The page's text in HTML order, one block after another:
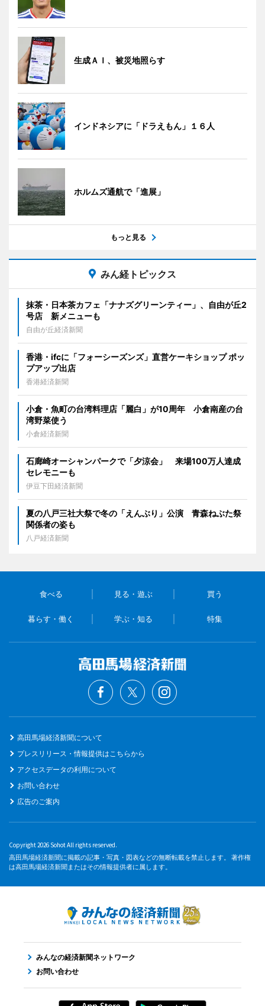
生成ＡＩ、被災地照らす
インドネシアに「ドラえもん」１６人
ホルムズ通航で「進展」
もっと見る
みん経トピックス
抹茶・日本茶カフェ「ナナズグリーンティー」、自由が丘2
号店 新メニューも
自由が丘経済新聞
香港・ifcに「フォーシーズンズ」直営ケーキショップ ポッ
プアップ出店
香港経済新聞
小倉・魚町の台湾料理店「麗白」が10周年 小倉南産の台
湾野菜使う
小倉経済新聞
石廊崎オーシャンパークで「夕涼会」 来場100万人達成
セレモニーも
伊豆下田経済新聞
夏の八戸三社大祭で冬の「えんぶり」公演 青森ねぶた祭
関係者の姿も
八戸経済新聞
食べる 見る・遊ぶ 買う
暮らす・働く 学ぶ・知る 特集
高田馬場経済新聞について
プレスリリース・情報提供はこちらから
アクセスデータの利用について
お問い合わせ
広告のご案内
Copyright 2026 Sohot All rights reserved.
高田馬場経済新聞に掲載の記事・写真・図表などの無断転載を禁止します。 著作権
は高田馬場経済新聞またはその情報提供者に属します。
みんなの経済新聞ネットワーク
お問い合わせ